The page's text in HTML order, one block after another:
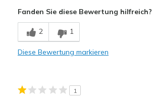
Stylish
Geeignete Verwendung
Casual Wear
Sizing
Feels true to size
Fanden Sie diese Bewertung hilfreich?
2 1
Diese Bewertung markieren
1